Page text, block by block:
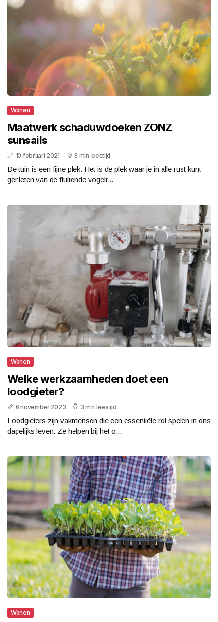
Wonen
Maatwerk schaduwdoeken ZONZ
sunsails
10 februari 2021 3 min leestijd
De tuin is een fijne plek. Het is de plek waar je in alle rust kunt
genieten van de fluitende vogelt...
Wonen
Welke werkzaamheden doet een
loodgieter?
6 november 2023 3 min leestijd
Loodgieters zijn vakmensen die een essentiële rol spelen in ons
dagelijks leven. Ze helpen bij het o...
Wonen